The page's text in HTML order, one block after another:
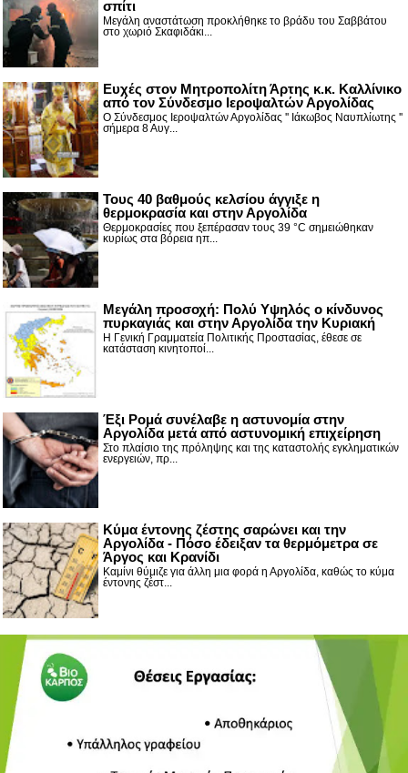
σπίτι
Μεγάλη αναστάτωση προκλήθηκε το βράδυ του Σαββάτου
στο χωριό Σκαφιδάκι...
Ευχές στον Μητροπολίτη Άρτης κ.κ. Καλλίνικο
από τον Σύνδεσμο Ιεροψαλτών Αργολίδας
Ο Σύνδεσμος Ιεροψαλτών Αργολίδας '' Ιάκωβος Ναυπλίωτης ''
σήμερα 8 Αυγ...
Τους 40 βαθμούς κελσίου άγγιξε η
θερμοκρασία και στην Αργολίδα
Θερμοκρασίες που ξεπέρασαν τους 39 °C σημειώθηκαν
κυρίως στα βόρεια ηπ...
Μεγάλη προσοχή: Πολύ Υψηλός ο κίνδυνος
πυρκαγιάς και στην Αργολίδα την Κυριακή
Η Γενική Γραμματεία Πολιτικής Προστασίας, έθεσε σε
κατάσταση κινητοποί...
Έξι Ρομά συνέλαβε η αστυνομία στην
Αργολίδα μετά από αστυνομική επιχείρηση
Στο πλαίσιο της πρόληψης και της καταστολής εγκληματικών
ενεργειών, πρ...
Κύμα έντονης ζέστης σαρώνει και την
Αργολίδα - Πόσο έδειξαν τα θερμόμετρα σε
Άργος και Κρανίδι
Καμίνι θύμιζε για άλλη μια φορά η Αργολίδα, καθώς το κύμα
έντονης ζέστ...